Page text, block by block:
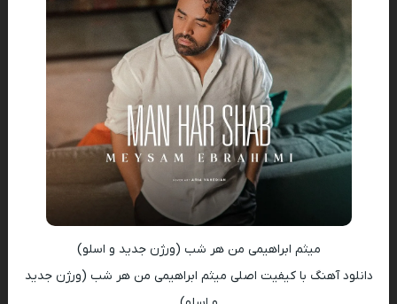
میثم ابراهیمی من هر شب (ورژن جدید و اسلو)
دانلود آهنگ با کیفیت اصلی میثم ابراهیمی من هر شب (ورژن جدید